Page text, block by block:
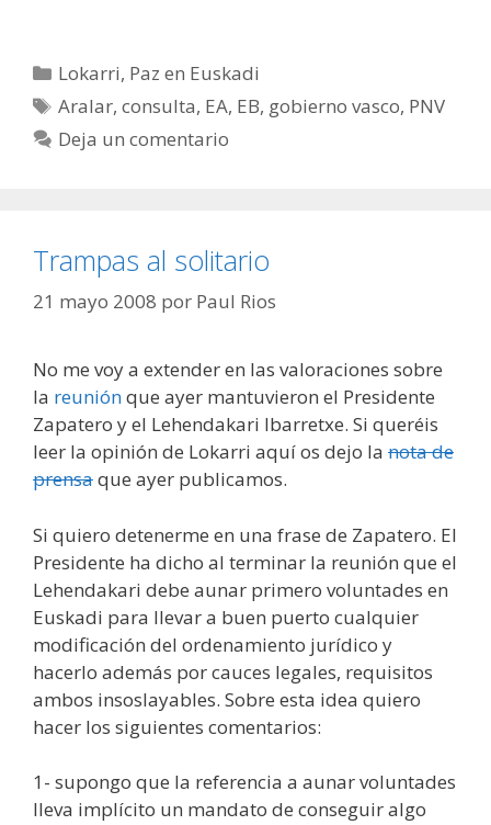
Categorías
Lokarri, Paz en Euskadi
Etiquetas
Aralar,consulta, EA, EB, gobierno vasco, PNV
Deja un comentario
Trampas al solitario
21 mayo 2008 por Paul Rios
No me voy a extender en las valoraciones sobre
la reuniónque ayer mantuvieron el Presidente
Zapatero y el Lehendakari Ibarretxe. Si queréis
leer la opinión de Lokarri aquí os dejo la nota de
prensaque ayer publicamos.
Si quiero detenerme en una frase de Zapatero. El
Presidente ha dicho al terminar la reunión que el
Lehendakari debe aunar primero voluntades en
Euskadi para llevar a buen puerto cualquier
modificación del ordenamiento jurídico y
hacerlo además por cauces legales, requisitos
ambos insoslayables. Sobre esta idea quiero
hacer los siguientes comentarios:
1- supongo que la referencia a aunar voluntades
lleva implícito un mandato de conseguir algo